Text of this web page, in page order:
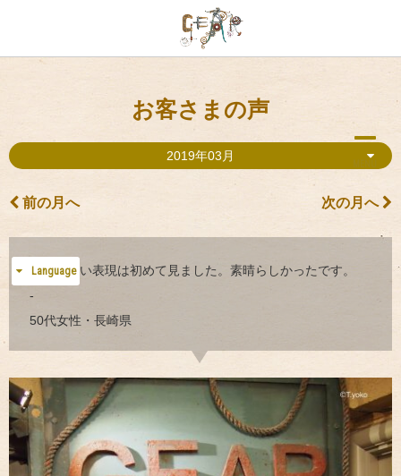
Language
お客さまの声
2019年03月
前の月へ 次の月へ
言葉のない表現は初めて見ました。素晴らしかったです。
-
50代女性・長崎県